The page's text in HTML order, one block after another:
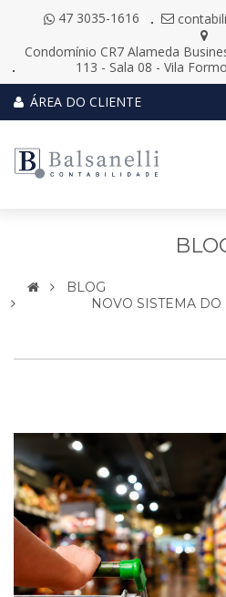
47 3035-1616
Condomínio CR7 Alameda
113 - Sala 08 - Vila
ÁREA DO CLIENTE
BLOG
NOVO SISTEMA DO